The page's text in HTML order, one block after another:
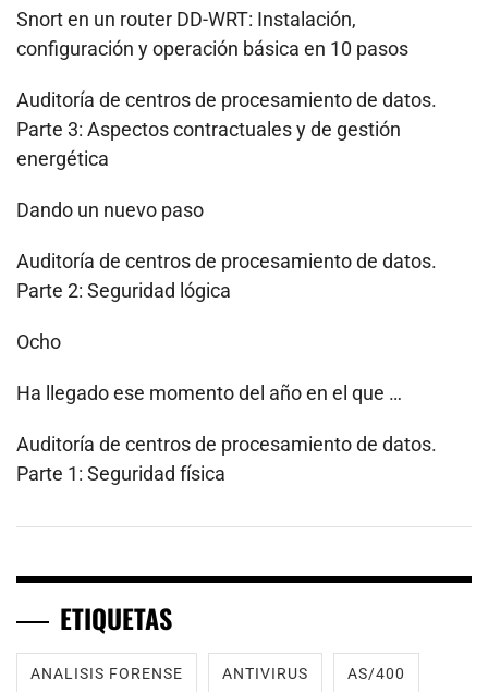
Snort en un router DD-WRT: Instalación,
configuración y operación básica en 10 pasos
Auditoría de centros de procesamiento de datos.
Parte 3: Aspectos contractuales y de gestión
energética
Dando un nuevo paso
Auditoría de centros de procesamiento de datos.
Parte 2: Seguridad lógica
Ocho
Ha llegado ese momento del año en el que …
Auditoría de centros de procesamiento de datos.
Parte 1: Seguridad física
ETIQUETAS
ANALISIS FORENSE ANTIVIRUS AS/400